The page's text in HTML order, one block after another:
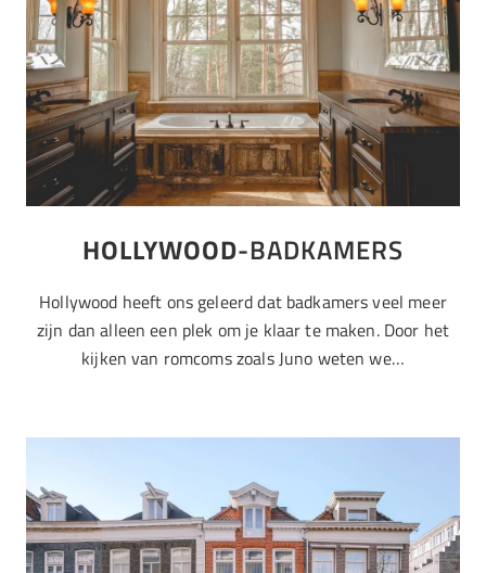
HOLLYWOOD-BADKAMERS
Hollywood heeft ons geleerd dat badkamers veel meer
zijn dan alleen een plek om je klaar te maken. Door het
kijken van romcoms zoals Juno weten we…